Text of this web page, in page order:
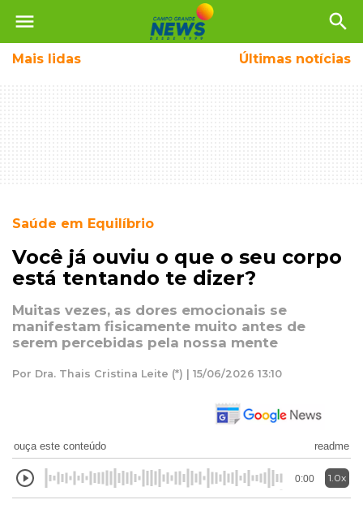
menu search
Mais lidas Últimas notícias
Saúde em Equilíbrio
Você já ouviu o que o seu corpo
está tentando te dizer?
Muitas vezes, as dores emocionais se
manifestam fisicamente muito antes de
serem percebidas pela nossa mente
Por Dra. Thais Cristina Leite (*) | 15/06/2026 13:10
ouça este conteúdo readme
0:00 1.0x